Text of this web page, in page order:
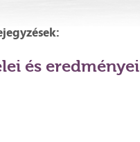
és eredményei